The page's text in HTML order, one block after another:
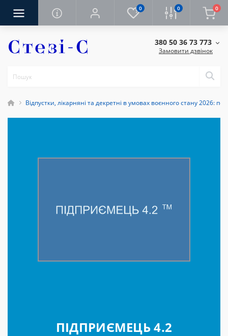
0 0 0
380 50 36 73 773
Замовити дзвінок
Відпустки, лікарняні та декретні в умовах воєнного стану 2026:
ПІДПРИЄМЕЦЬ 4.2